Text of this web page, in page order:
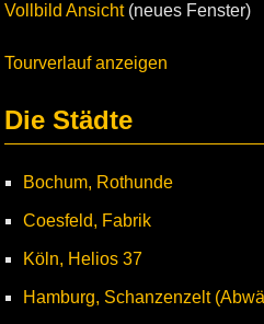
Vollbild Ansicht(neues Fenster)
Tourverlauf anzeigen
Die Städte
Bochum, Rothunde
Coesfeld, Fabrik
Köln, Helios 37
Hamburg, Schanzenzelt